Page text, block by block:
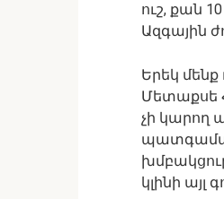
ուշ, քան
Ազգային
Երեկ
Մետաքսե
չի կարող
կլինի